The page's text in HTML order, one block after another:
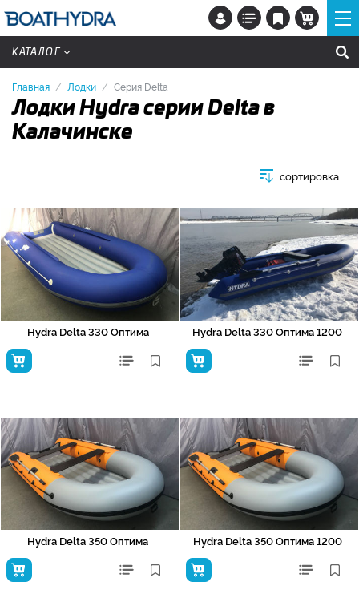
КАТАЛОГ
Главная Лодки Серия Delta
Лодки Hydra серии Delta в
Калачинске
сортировка
Hydra Delta 330 Оптима Hydra Delta 330 Оптима 1200
Hydra Delta 350 Оптима Hydra Delta 350 Оптима 1200